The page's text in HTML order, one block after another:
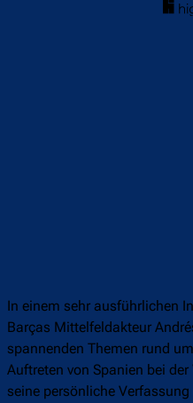
In einem sehr ausführlichen
Barças Mittelfeldakteur
spannenden Themen rund
Auftreten von Spanien bei
seine persönliche